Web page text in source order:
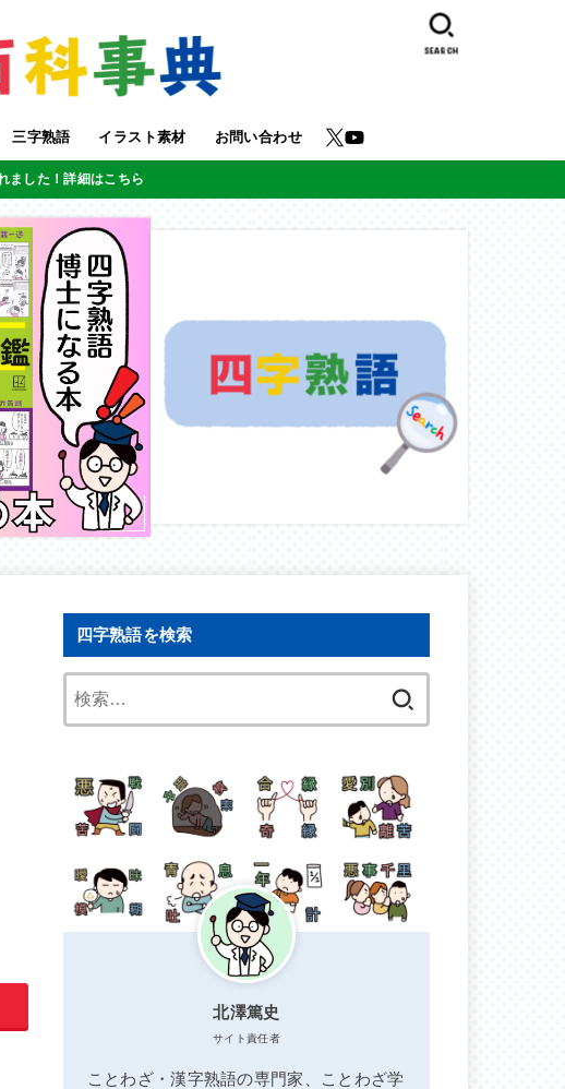
三字熟語 イラスト素材 お問い合わせ
SEARCH
ました！詳細はこちら
四字熟語を検索
北澤篤史
サイト責任者
ことわざ・漢字熟語の専門家、ことわざ学